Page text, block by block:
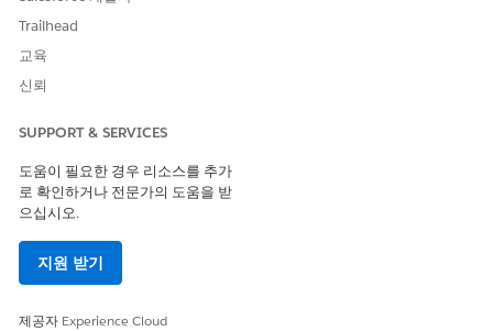
Trailhead
교육
신뢰
SUPPORT & SERVICES
도움이 필요한 경우 리소스를 추가
로 확인하거나 전문가의 도움을 받
으십시오.
지원 받기
제공자 Experience Cloud